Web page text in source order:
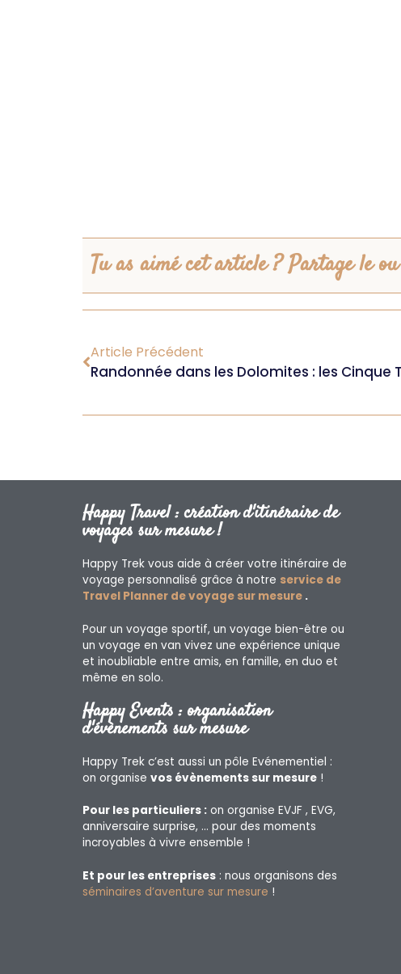
Tu as aimé cet article ? Partage le
Article Précédent
Randonnée dans les Dolomites : les Cinque
Happy Travel : création d'itinéraire de
voyages sur mesure !
Happy Trek vous aide à créer votre itinéraire de
voyage personnalisé grâce à notre service de
Travel Planner de voyage sur mesure .
Pour un voyage sportif, un voyage bien-être ou
un voyage en van vivez une expérience unique
et inoubliable entre amis, en famille, en duo et
même en solo.
Happy Events : organisation
d'évènements sur mesure
Happy Trek c’est aussi un pôle Evénementiel :
on organise vos évènements sur mesure !
Pour les particuliers : on organise EVJF , EVG,
anniversaire surprise, … pour des moments
incroyables à vivre ensemble !
Et pour les entreprises : nous organisons des
séminaires d’aventure sur mesure !